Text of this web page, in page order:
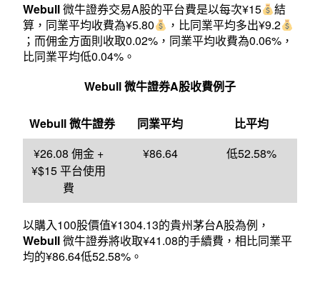
Webull微牛證券交易A股的平台費是以每次¥15
結
算，同業平均收費為¥5.80
，比同業平均多出¥9.2
；而佣金方面則收取0.02%，同業平均收費為0.06%，
比同業平均低0.04%。
Webull微牛證券A股收費例子
Webull微牛證券 同業平均
比平均
¥26.08 佣金 +
¥$15 平台使用
費
¥86.64 低52.58%
以購入100股價值¥1304.13的貴州茅台A股為例，
Webull微牛證券將收取¥41.08的手續費，相比同業平
均的¥86.64低52.58%。